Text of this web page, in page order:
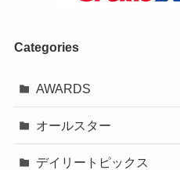
Categories
AWARDS
オールスター
デイリートピックス